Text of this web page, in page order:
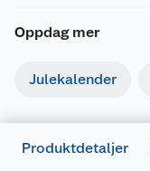
Oppdag mer
Julekalender
Produktdetaljer